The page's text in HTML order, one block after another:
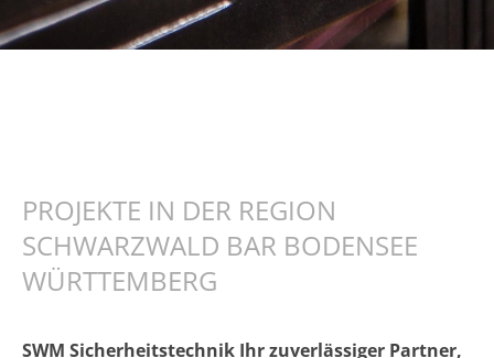
PROJEKTE IN DER REGION
SCHWARZWALD BAR BODENSEE
WÜRTTEMBERG
SWM Sicherheitstechnik Ihr zuverlässiger Partner,